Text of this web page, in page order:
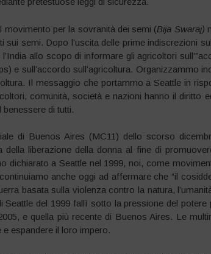
movimento per la sovranità dei semi (Bija Swaraj)
sui semi. Dopo l’uscita delle prime indiscrezioni sul
allo scopo di informare gli agricoltori
e sull’accordo sull’agricoltura. Organizzammo
Il messaggio che portammo a Seattle in
comunità, società e nazioni hanno il diritto
di tutti.
di Buenos Aires (MC11) dello scorso
della liberazione della donna al fine di
dichiarato a Seattle nel 1999, noi, come
anche oggi ad affermare che “il
basata sulla violenza contro la natura,
Seattle del 1999 fallì sotto la pressione del
e quella più recente di Buenos Aires. Le
espandere il loro impero.